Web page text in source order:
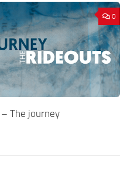
0
– The journey